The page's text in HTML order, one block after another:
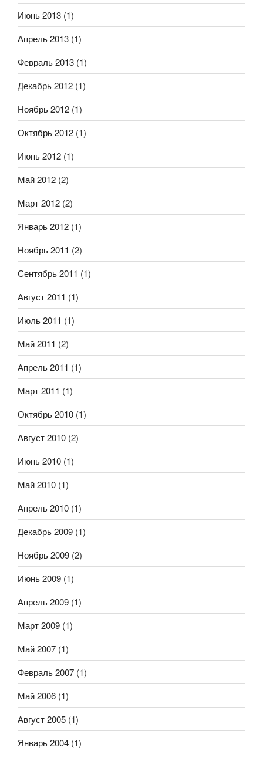
Июнь 2013 (1)
Апрель 2013 (1)
Февраль 2013 (1)
Декабрь 2012 (1)
Ноябрь 2012 (1)
Октябрь 2012 (1)
Июнь 2012 (1)
Май 2012 (2)
Март 2012 (2)
Январь 2012 (1)
Ноябрь 2011 (2)
Сентябрь 2011 (1)
Август 2011 (1)
Июль 2011 (1)
Май 2011 (2)
Апрель 2011 (1)
Март 2011 (1)
Октябрь 2010 (1)
Август 2010 (2)
Июнь 2010 (1)
Май 2010 (1)
Апрель 2010 (1)
Декабрь 2009 (1)
Ноябрь 2009 (2)
Июнь 2009 (1)
Апрель 2009 (1)
Март 2009 (1)
Май 2007 (1)
Февраль 2007 (1)
Май 2006 (1)
Август 2005 (1)
Январь 2004 (1)